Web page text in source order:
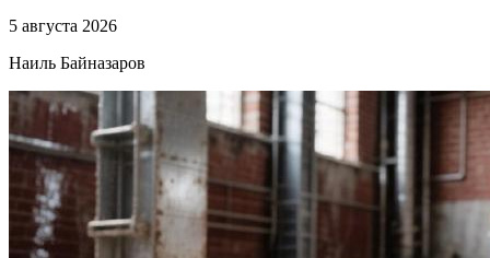
5 августа 2026
Наиль Байназаров